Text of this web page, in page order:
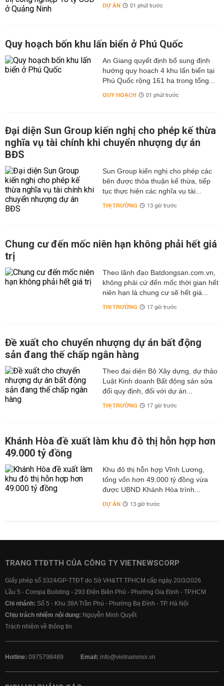
DỰ ÁN 01 phút trước
Quy hoạch bốn khu lấn biển ở Phú Quốc
An Giang quyết định bổ sung định
hướng quy hoạch 4 khu lấn biển tại
Phú Quốc rộng 161 ha trong tổng...
QUY HOẠCH 01 phút trước
Đại diện Sun Group kiến nghị cho phép kế thừa
nghĩa vụ tài chính khi chuyển nhượng dự án
BĐS
Sun Group kiến nghị cho phép các
bên được thỏa thuận kế thừa, tiếp
tục thực hiện các nghĩa vụ tài...
THỊ TRƯỜNG 13 giờ trước
Chung cư đến mốc niên hạn không phải hết giá
trị
Theo lãnh đạo Batdongsan.com.vn,
không phải cứ đến mốc thời gian hết
niên hạn là chung cư sẽ hết giá...
THỊ TRƯỜNG 17 giờ trước
Đề xuất cho chuyển nhượng dự án bất động
sản đang thế chấp ngân hàng
Theo đại diện Bộ Xây dựng, dự thảo
Luật Kinh doanh Bất động sản sửa
đổi quy định, đối với dự án...
THỊ TRƯỜNG 17 giờ trước
Khánh Hòa đề xuất làm khu đô thị hỗn hợp hơn
49.000 tỷ đồng
Khu đô thị hỗn hợp Vĩnh Lương,
tổng vốn hơn 49.000 tỷ đồng vừa
được UBND Khánh Hòa trình...
DỰ ÁN 13 giờ trước
TRANG TTĐTTH CỦA CÔNG TY VIETNEWSCORP
Giấy phép số 3324/GP-TTĐT do Sở VH&TT TPHCM cấp ngày 20/3/2026
Lầu 5 - Compa Building - 293 Điện Biên Phủ - Phường Gia Định - TP.HCM
Chi nhánh: Số 5 - Khu 38A Trần Phú - Phường Ba Đình - TP. Hà Nội
Chịu trách nhiệm nội dung: Nguyễn Minh Quyết
Trách nhiệm về thông tin
Hotline: 0975798489 Email: info@vietnammoi.vn